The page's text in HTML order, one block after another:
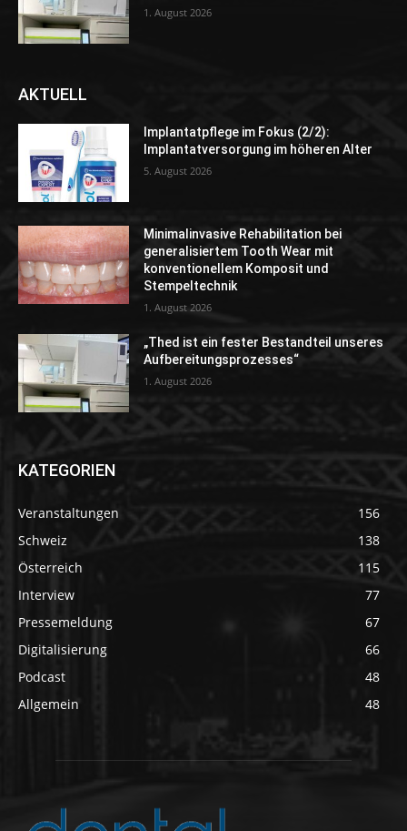
1. August 2026
AKTUELL
Implantatpflege im Fokus (2/2):
Implantatversorgung im höheren Alter
5. August 2026
Minimalinvasive Rehabilitation bei
generalisiertem Tooth Wear mit
konventionellem Komposit und
Stempeltechnik
1. August 2026
„Thed ist ein fester Bestandteil unseres
Aufbereitungsprozesses“
1. August 2026
KATEGORIEN
Veranstaltungen
156
Schweiz
138
Österreich
115
Interview
77
Pressemeldung
67
Digitalisierung
66
Podcast
48
Allgemein
48